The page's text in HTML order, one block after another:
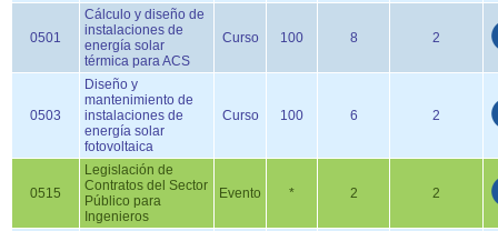
0501
Cálculo y diseño de
instalaciones de
energía solar
térmica para ACS
Curso 100 8 2
0503
Diseño y
mantenimiento de
instalaciones de
energía solar
fotovoltaica
Curso 100 6 2
0515
Legislación de
Contratos del Sector
Público para
Ingenieros
Evento * 2 2